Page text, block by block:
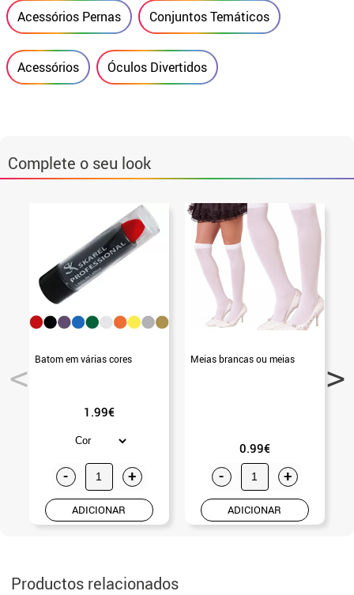
Acessórios Pernas Conjuntos Temáticos
Acessórios Óculos Divertidos
Complete o seu look
Batom em várias cores
1.99€
- +
ADICIONAR
Meias brancas ou meias
0.99€
- +
ADICIONAR
Productos relacionados